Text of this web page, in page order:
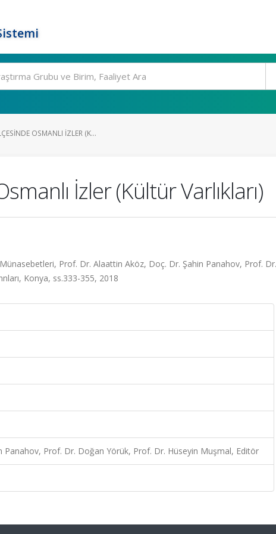
OSMANLI İZLER (K...
İzler (Kültür Varlıkları)
Prof. Dr. Alaattin Aköz, Doç. Dr. Şahin Panahov, Prof.
Konya, ss.333-355, 2018
Panahov, Prof. Dr. Doğan Yörük, Prof. Dr. Hüseyin Muşmal, Editör